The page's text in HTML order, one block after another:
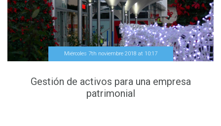
Miércoles 7th noviembre 2018 at 10:17
Gestión de activos para una empresa
patrimonial